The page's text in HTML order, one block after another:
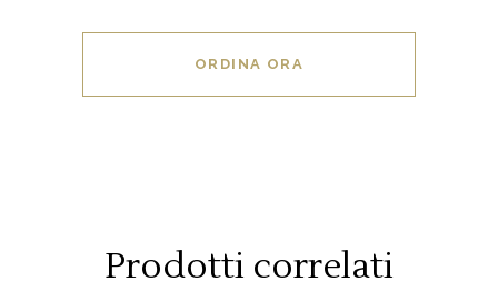
ORDINA ORA
Prodotti correlati